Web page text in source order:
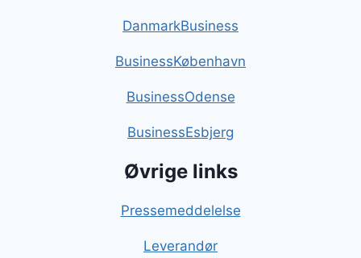
DanmarkBusiness
BusinessKøbenhavn
BusinessOdense
BusinessEsbjerg
Øvrige links
Pressemeddelelse
Leverandør